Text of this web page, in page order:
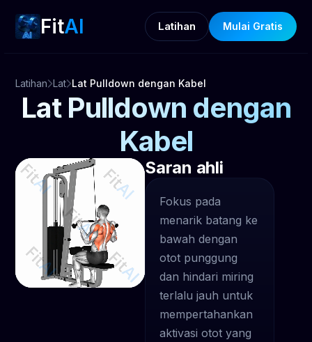
FitAI Latihan Mulai Gratis
Latihan Lat Lat Pulldown dengan Kabel
Lat Pulldown dengan
Kabel
Saran ahli
Fokus pada
menarik batang ke
bawah dengan
otot punggung
dan hindari miring
terlalu jauh untuk
mempertahankan
aktivasi otot yang